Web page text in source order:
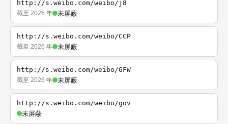
http://s.weibo.com/weibo/j8
截至 2026 年 未屏蔽
http://s.weibo.com/weibo/CCP
截至 2026 年 未屏蔽
http://s.weibo.com/weibo/GFW
截至 2026 年 未屏蔽
http://s.weibo.com/weibo/gov
未屏蔽